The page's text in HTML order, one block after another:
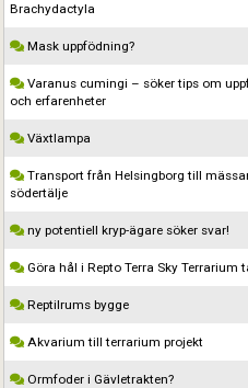
Brachydactyla
Mask uppfödning?
Varanus cumingi – söker tips om
och erfarenheter
Växtlampa
Transport från Helsingborg till
södertälje
ny potentiell kryp-ägare söker svar!
Göra hål i Repto Terra Sky Terrarium
Reptilrums bygge
Akvarium till terrarium projekt
Ormfoder i Gävletrakten?